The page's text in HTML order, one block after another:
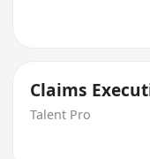
Claims
Talent Pro